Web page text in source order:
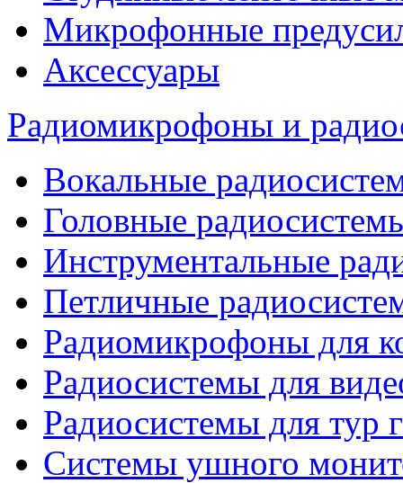
Микрофонные
Аксессуары
Радиомикрофоны и
Вокальные
Головные
Инструментальные
Петличные
Радиомикрофоны для
Радиосистемы для
Радиосистемы для тур
Системы ушного